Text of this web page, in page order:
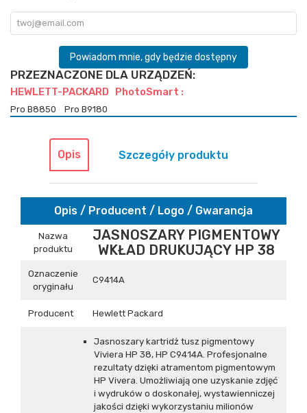
Powiadom mnie, gdy będzie dostępny
PRZEZNACZONE DLA URZĄDZEŃ:
HEWLETT-PACKARD PhotoSmart :
Pro B8850 Pro B9180
Opis Szczegóły produktu
Opis / Producent / Logo / Gwarancja
Nazwa
produktu
JASNOSZARY PIGMENTOWY
WKŁAD DRUKUJĄCY HP 38
Oznaczenie
oryginału
C9414A
Producent Hewlett Packard
Jasnoszary kartridż tusz pigmentowy
Viviera HP 38, HP C9414A. Profesjonalne
rezultaty dzięki atramentom pigmentowym
HP Vivera. Umożliwiają one uzyskanie zdjęć
i wydruków o doskonałej, wystawienniczej
jakości dzięki wykorzystaniu milionów